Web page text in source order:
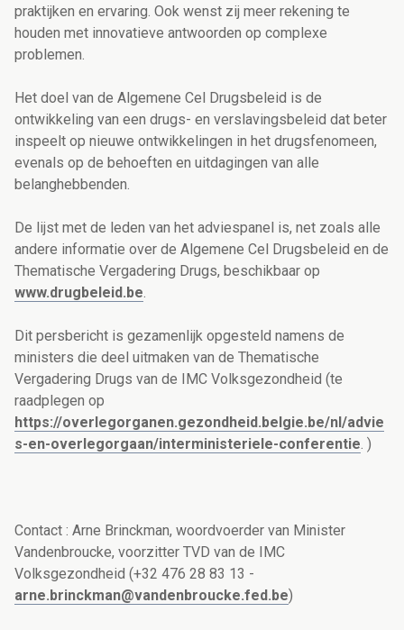
praktijken en ervaring. Ook wenst zij meer rekening te
houden met innovatieve antwoorden op complexe
problemen.
Het doel van de Algemene Cel Drugsbeleid is de
ontwikkeling van een drugs- en verslavingsbeleid dat beter
inspeelt op nieuwe ontwikkelingen in het drugsfenomeen,
evenals op de behoeften en uitdagingen van alle
belanghebbenden.
De lijst met de leden van het adviespanel is, net zoals alle
andere informatie over de Algemene Cel Drugsbeleid en de
Thematische Vergadering Drugs, beschikbaar op
www.drugbeleid.be.
Dit persbericht is gezamenlijk opgesteld namens de
ministers die deel uitmaken van de Thematische
Vergadering Drugs van de IMC Volksgezondheid (te
raadplegen op
https://overlegorganen.gezondheid.belgie.be/nl/advie
s-en-overlegorgaan/interministeriele-conferentie. )
Contact : Arne Brinckman, woordvoerder van Minister
Vandenbroucke, voorzitter TVD van de IMC
Volksgezondheid (+32 476 28 83 13 -
arne.brinckman@vandenbroucke.fed.be)